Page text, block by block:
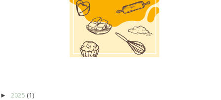
► 2025 (1)